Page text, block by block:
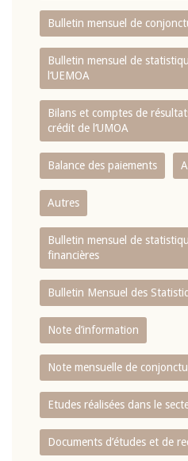
Bulletin mensuel de
Bulletin mensuel de
l‘UEMOA
Bilans et comptes de
crédit de l‘UMOA
Balance des paiements
Autres
Bulletin mensuel de
financières
Bulletin Mensuel des
Note d’information
Note mensuelle de
Etudes réalisées dans le
Documents d’études et de